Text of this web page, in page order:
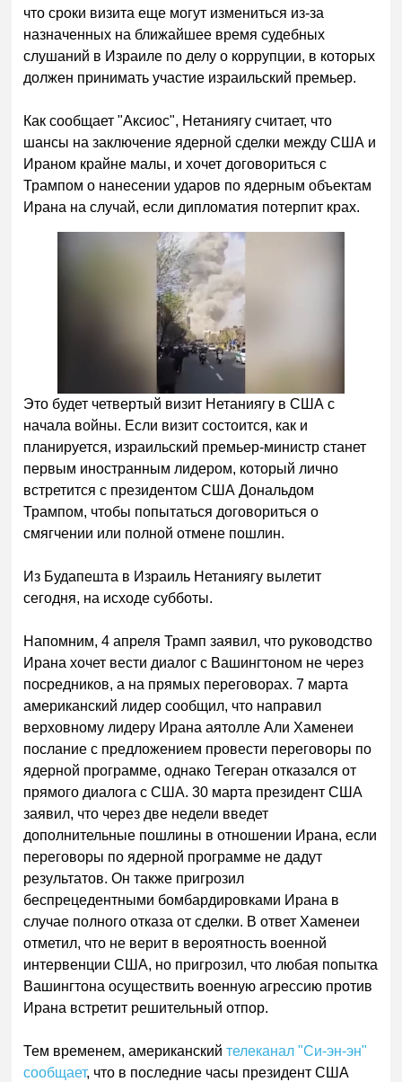
что сроки визита еще могут измениться из-за
назначенных на ближайшее время судебных
слушаний в Израиле по делу о коррупции, в которых
должен принимать участие израильский премьер.
Как сообщает "Аксиос", Нетаниягу считает, что
шансы на заключение ядерной сделки между США и
Ираном крайне малы, и хочет договориться с
Трампом о нанесении ударов по ядерным объектам
Ирана на случай, если дипломатия потерпит крах.
Это будет четвертый визит Нетаниягу в США с
начала войны. Если визит состоится, как и
планируется, израильский премьер-министр станет
первым иностранным лидером, который лично
встретится с президентом США Дональдом
Трампом, чтобы попытаться договориться о
смягчении или полной отмене пошлин.
Из Будапешта в Израиль Нетаниягу вылетит
сегодня, на исходе субботы.
Напомним, 4 апреля Трамп заявил, что руководство
Ирана хочет вести диалог с Вашингтоном не через
посредников, а на прямых переговорах. 7 марта
американский лидер сообщил, что направил
верховному лидеру Ирана аятолле Али Хаменеи
послание с предложением провести переговоры по
ядерной программе, однако Тегеран отказался от
прямого диалога с США. 30 марта президент США
заявил, что через две недели введет
дополнительные пошлины в отношении Ирана, если
переговоры по ядерной программе не дадут
результатов. Он также пригрозил
беспрецедентными бомбардировками Ирана в
случае полного отказа от сделки. В ответ Хаменеи
отметил, что не верит в вероятность военной
интервенции США, но пригрозил, что любая попытка
Вашингтона осуществить военную агрессию против
Ирана встретит решительный отпор.
Тем временем, американскийтелеканал "Си-эн-эн"
сообщает, что в последние часы президент США